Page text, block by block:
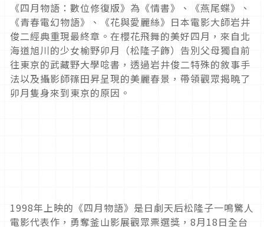
《四月物語：數位修復版》為《情書》、《燕尾蝶》、
《青春電幻物語》、《花與愛麗絲》日本電影大師岩井
俊二經典重現最終章。在櫻花飛舞的美好四月，來自北
海道旭川的少女榆野卯月（松隆子飾）告別父母獨自前
往東京的武藏野大學唸書，透過岩井俊二特殊的敘事手
法以及攝影師篠田昇呈現的美麗春景，帶領觀眾揭曉了
卯月隻身來到東京的原因。
1998年上映的《四月物語》是日劇天后松隆子一鳴驚人
電影代表作，勇奪釜山影展觀眾票選獎，8月18日全台